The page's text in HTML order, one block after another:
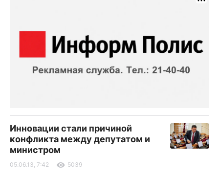
Инновации стали причиной
конфликта между депутатом и
министром
05.06.13, 7:42 5039